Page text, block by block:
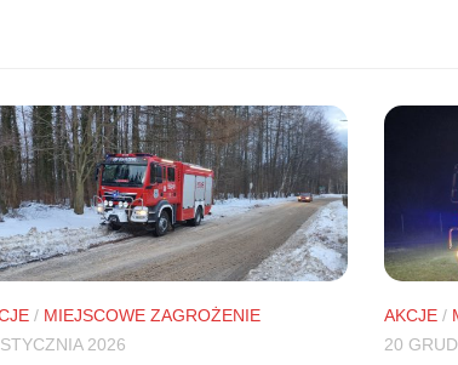
/ MIEJSCOWE ZAGROŻENIE
2026
AKCJE /
20